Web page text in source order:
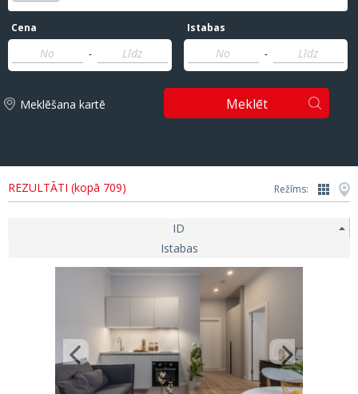
Cena
-
Istabas
-
Meklēšana kartē Meklēt
REZULTĀTI (kopā 709) Režīms:
ID
Istabas